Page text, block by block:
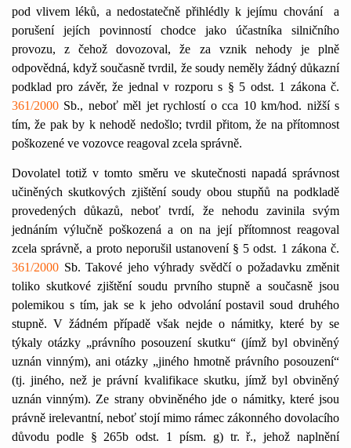
pod vlivem léků, a nedostatečně přihlédly k jejímu chování
a
porušení jejích povinností chodce jako účastníka silničního
provozu, z čehož dovozoval, že za vznik nehody je plně
odpovědná, když současně tvrdil, že soudy neměly žádný důkazní
podklad pro závěr, že jednal v rozporu s § 5 odst. 1 zákona č.
361/2000 Sb., neboť měl jet rychlostí o cca 10 km/hod. nižší s
tím, že pak by k nehodě nedošlo; tvrdil přitom, že na přítomnost
poškozené ve vozovce reagoval zcela správně.
Dovolatel totiž v tomto směru ve skutečnosti napadá správnost
učiněných skutkových zjištění soudy obou stupňů na podkladě
provedených důkazů, neboť tvrdí, že nehodu zavinila svým
jednáním výlučně poškozená a on na její přítomnost reagoval
zcela správně, a proto neporušil ustanovení § 5 odst. 1 zákona č.
361/2000 Sb. Takové jeho výhrady svědčí o požadavku změnit
toliko skutkové zjištění soudu prvního stupně a současně jsou
polemikou s tím, jak se k jeho odvolání postavil soud druhého
stupně. V žádném případě však nejde o námitky, které by se
týkaly otázky „právního posouzení skutku“ (jímž byl obviněný
uznán vinným), ani otázky „jiného hmotně právního posouzení“
(tj. jiného, než je právní kvalifikace skutku, jímž byl obviněný
uznán vinným). Ze strany obviněného jde o námitky, které jsou
právně irelevantní, neboť stojí mimo rámec zákonného dovolacího
důvodu podle § 265b odst. 1 písm. g) tr. ř., jehož naplnění